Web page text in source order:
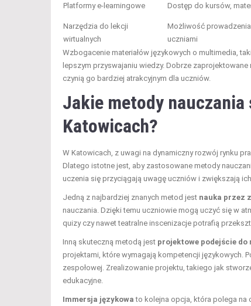
Platformy e-learningowe Dostęp do kursów,
Narzędzia do lekcji
wirtualnych
Możliwość
uczniami
Wzbogacenie materiałów językowych o multimedia,
lepszym przyswajaniu wiedzy. Dobrze
czynią go bardziej atrakcyjnym dla uczniów.
Jakie metody
Katowicach?
W Katowicach, z uwagi na dynamiczny rozwój rynku
Dlatego istotne jest, aby zastosowane metody
uczenia się przyciągają uwagę uczniów i zwiększają
Jedną z najbardziej znanych metod jest nauka przez
nauczania. Dzięki temu uczniowie mogą uczyć się w
quizy czy nawet teatralne inscenizacje potrafią
Inną skuteczną metodą jest projektowe podejście do
projektami, które wymagają kompetencji językowych.
zespołowej. Zrealizowanie projektu, takiego jak
edukacyjne.
Immersja językowa to kolejna opcja, która polega na